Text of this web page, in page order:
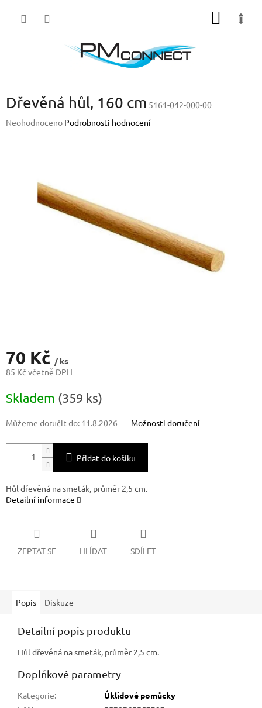
Dřevěná hůl, 160 cm 5161-042-000-00
Průměrné
hvězdiček.
Neohodnoceno Podrobnosti hodnocení
70 Kč / ks
85 Kč včetně DPH
cena:
Skladem (359 ks)
Můžeme doručit do: 11.8.2026 Možnosti doručení
Přidat do košíku
Hůl dřevěná na smeták, průměr 2,5 cm.
Detailní informace
ZEPTAT SE HLÍDAT SDÍLET
Popis Diskuze
Detailní popis produktu
Hůl dřevěná na smeták, průměr 2,5 cm.
Doplňkové parametry
Kategorie:
Úklidové pomůcky